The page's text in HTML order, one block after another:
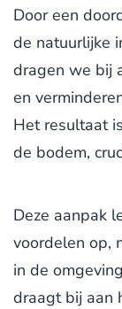
Door een
de natuurlijke
dragen we bij
en
Het resultaat
de bodem,
Deze aanpak
voordelen op,
in de
draagt bij aan